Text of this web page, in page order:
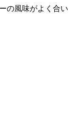
の風味がよく合い